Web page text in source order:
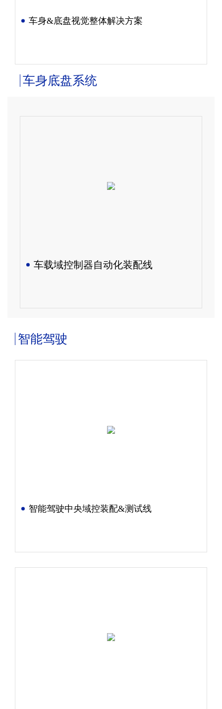
车身&底盘视觉整体解决方案
车身底盘系统
车载域控制器自动化装配线
智能驾驶
智能驾驶中央域控装配&测试线